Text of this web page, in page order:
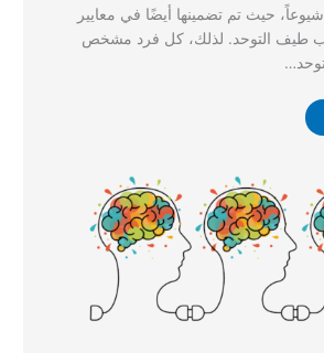
حيث تم تضمينها أيضًا في معايير
طيف التوحد. لذلك، كل فرد مشخص